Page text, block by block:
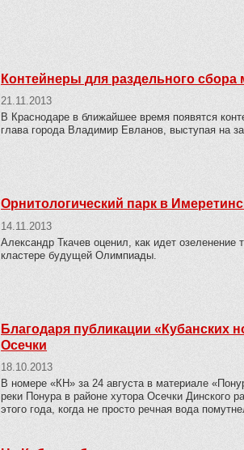
Контейнеры для раздельного сбора
21.11.2013
В Краснодаре в ближайшее время появятся
глава города Владимир Евланов, выступая на
Орнитологический парк в
14.11.2013
Александр Ткачев оценил, как идет озеленение
кластере будущей Олимпиады.
Благодаря публикации «Кубанских
Осечки
18.10.2013
В номере «КН» за 24 августа в материале
реки Понура в районе хутора Осечки Динского
этого года, когда не просто речная вода